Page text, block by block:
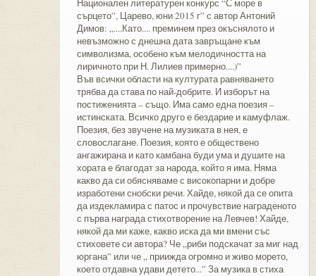
Национален литературен конкурс “С море в
сърцето”, Царево, юни 2015 г” с автор Антоний
Димов: „....Като.... преминем през окъснялото и
невъзможно с днешна дата завръщане към
символизма, особено към мелодичността на
лиричното при Н. Лилиев примерно....)”
Във всички области на културата равняването
трябва да става по най-добрите. И изборът на
постиженията – също. Има само една поезия –
истинската. Всичко друго е бездарие и камуфлаж.
Поезия, без звучене на музиката в нея, е
словослагане. Поезия, която е обществено
ангажирана и като камбана буди ума и душите на
хората е благодат за народа, който я има. Няма
какво да си обясняваме с високопарни и добре
изработени снобски речи. Хайде, някой да се опита
да издекламира с патос и прочувствие награденото
с първа награда стихотворение на Левчев! Хайде,
някой да ми каже, какво иска да ми вмени със
стиховете си автора? Че „риби подскачат за миг над
юргана” или че „ приижда огромно и живо морето,
което отдавна удави детето...” За музика в стиха